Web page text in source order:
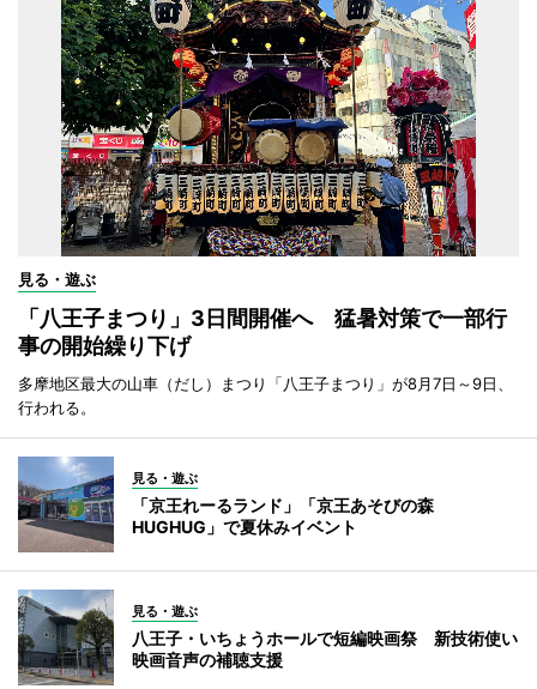
見る・遊ぶ
「八王子まつり」3日間開催へ 猛暑対策で一部行
事の開始繰り下げ
多摩地区最大の山車（だし）まつり「八王子まつり」が8月7日～9日、
行われる。
見る・遊ぶ
「京王れーるランド」「京王あそびの森
HUGHUG」で夏休みイベント
見る・遊ぶ
八王子・いちょうホールで短編映画祭 新技術使い
映画音声の補聴支援